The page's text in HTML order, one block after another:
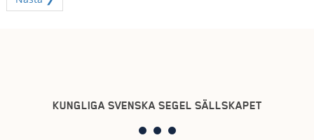
KUNGLIGA SVENSKA SEGEL SÄLLSKAPET